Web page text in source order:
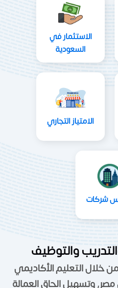
الاستثمار في
السعودية
الامتياز التجاري
شركات
والتوظيف
خلال التعليم الأكاديمي
وتسهيل الحاق العمالة